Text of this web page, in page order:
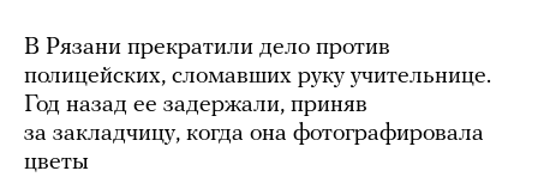
В Рязани прекратили дело против
полицейских, сломавших руку учительнице.
Год назад ее задержали, приняв
за закладчицу, когда она фотографировала
цветы